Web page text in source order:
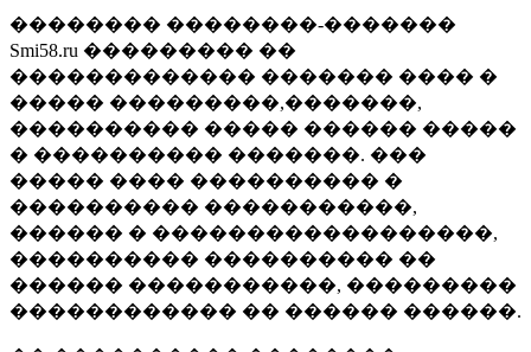
�������� ��������-�������
Smi58.ru ��������� ��
������������� ������� ���� �
����� ���������,�������,
���������� ����� ������ �����
� ���������� �������. ���
����� ���� ���������� �
���������� �����������,
������ � ������������������,
���������� ���������� ��
������ �����������, ���������
������������ �� ������ ������.